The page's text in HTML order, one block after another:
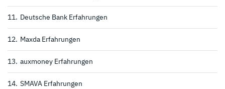
11. Deutsche Bank Erfahrungen
12. Maxda Erfahrungen
13. auxmoney Erfahrungen
14. SMAVA Erfahrungen